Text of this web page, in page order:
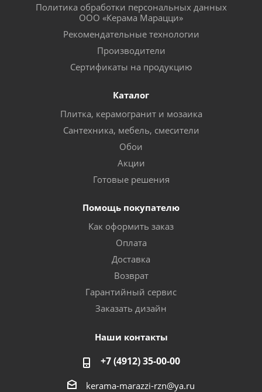
Политика обработки персональных данных
ООО «Керама Марацци»
Рекомендательные технологии
Производители
Сертификаты на продукцию
Каталог
Плитка, керамогранит и мозаика
Сантехника, мебель, смесители
Обои
Акции
Готовые решения
Помощь покупателю
Как оформить заказ
Оплата
Доставка
Возврат
Гарантийный сервис
Заказать дизайн
Наши контакты
+7 (4912) 35-00-00
kerama-marazzi-rzn@ya.ru